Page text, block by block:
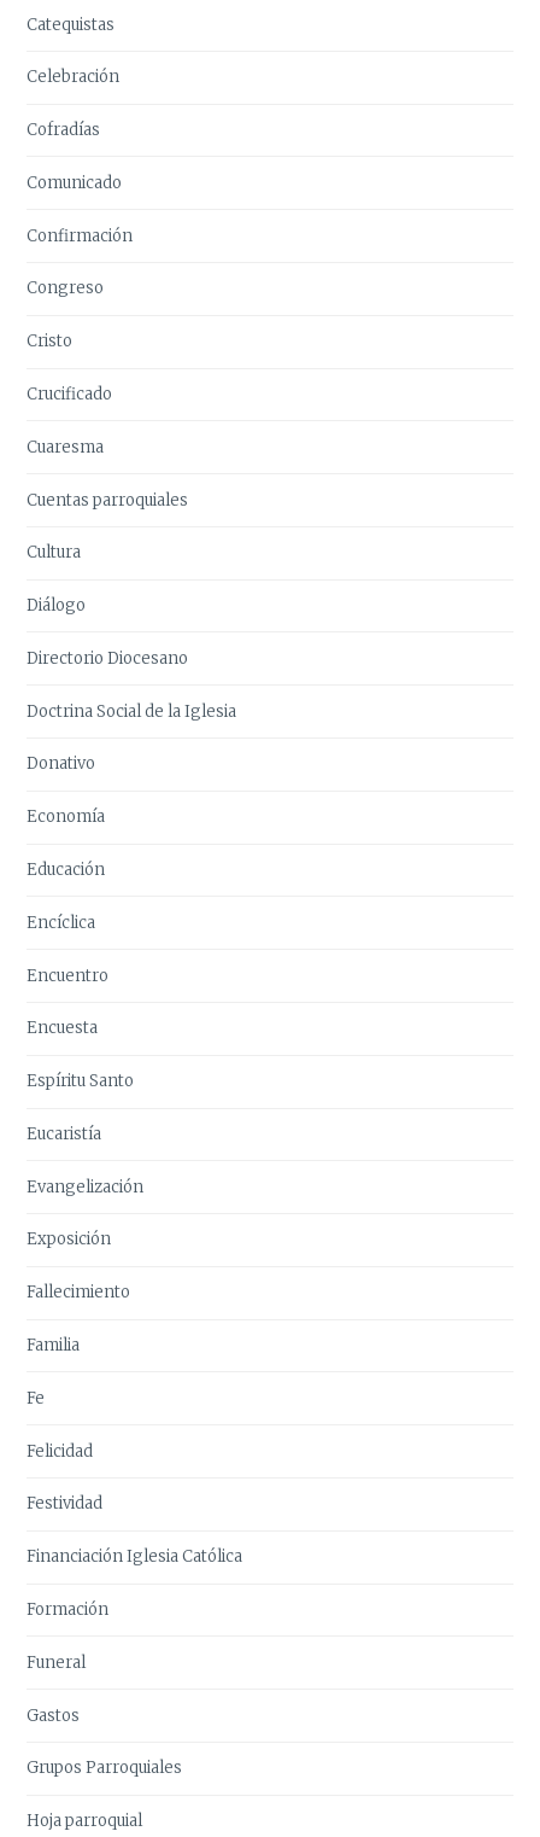
Catequistas
Celebración
Cofradías
Comunicado
Confirmación
Congreso
Cristo
Crucificado
Cuaresma
Cuentas parroquiales
Cultura
Diálogo
Directorio Diocesano
Doctrina Social de la Iglesia
Donativo
Economía
Educación
Encíclica
Encuentro
Encuesta
Espíritu Santo
Eucaristía
Evangelización
Exposición
Fallecimiento
Familia
Fe
Felicidad
Festividad
Financiación Iglesia Católica
Formación
Funeral
Gastos
Grupos Parroquiales
Hoja parroquial